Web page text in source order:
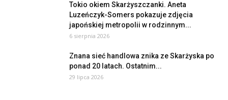
Tokio okiem Skarżyszczanki. Aneta
Luzeńczyk-Somers pokazuje zdjęcia
japońskiej metropolii w rodzinnym...
6 sierpnia 2026
Znana sieć handlowa znika ze Skarżyska po
ponad 20 latach. Ostatnim...
29 lipca 2026